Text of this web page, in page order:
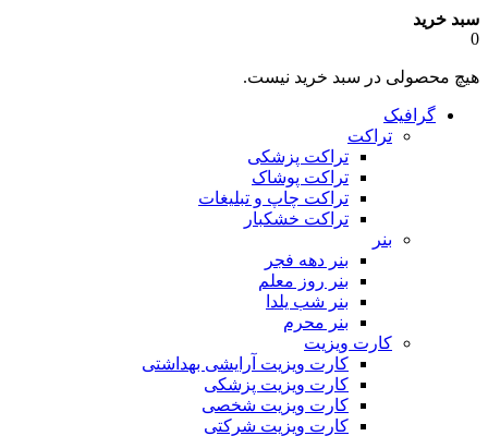
سبد خرید
0
هیچ محصولی در سبد خرید نیست.
گرافیک
تراکت
تراکت پزشکی
تراکت پوشاک
تراکت چاپ و تبلیغات
تراکت خشکبار
بنر
بنر دهه فجر
بنر روز معلم
بنر شب یلدا
بنر محرم
کارت ویزیت
کارت ویزیت آرایشی بهداشتی
کارت ویزیت پزشکی
کارت ویزیت شخصی
کارت ویزیت شرکتی